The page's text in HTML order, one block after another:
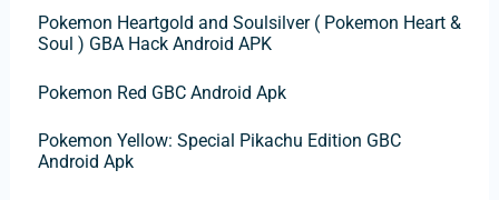
r
:
Pokemon Heartgold and Soulsilver ( Pokemon Heart &
Soul ) GBA Hack Android APK
Pokemon Red GBC Android Apk
Pokemon Yellow: Special Pikachu Edition GBC
Android Apk